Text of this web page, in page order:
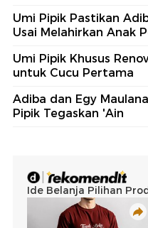
Umi Pipik Pastikan
Usai Melahirkan Anak
Umi Pipik Khusus
untuk Cucu Pertama
Adiba dan Egy
Pipik Tegaskan 'Ain